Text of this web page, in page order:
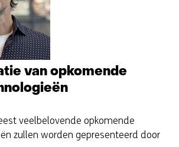
van opkomende
veelbelovende opkomende
zullen worden gepresenteerd door